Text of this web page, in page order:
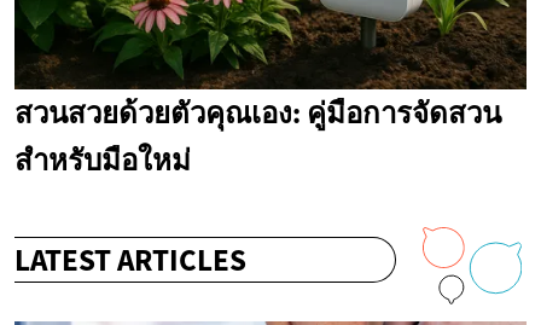
สวนสวยด้วยตัวคุณเอง: คู่มือการจัดสวน
สำหรับมือใหม่
LATEST ARTICLES